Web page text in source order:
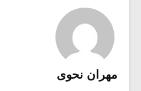
مهران نحوی